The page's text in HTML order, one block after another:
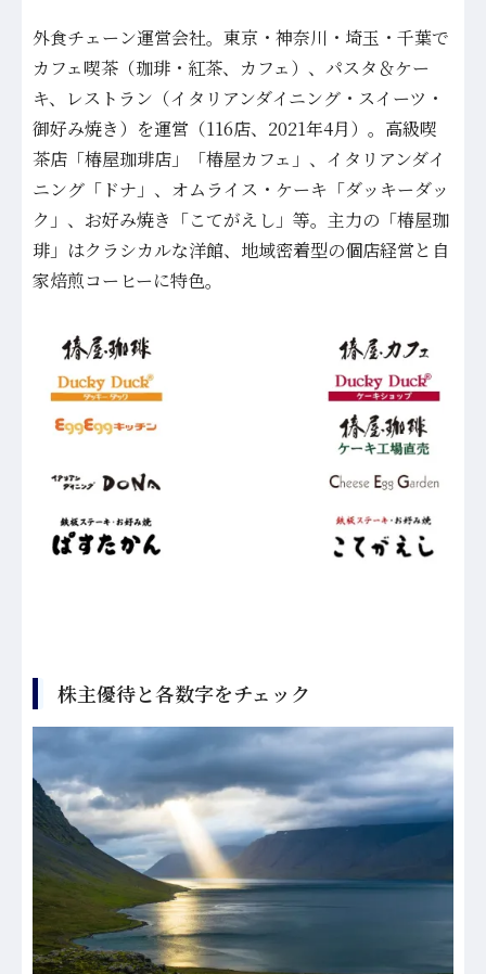
外食チェーン運営会社。東京・神奈川・埼玉・千葉で
カフェ喫茶（珈琲・紅茶、カフェ）、パスタ＆ケー
キ、レストラン（イタリアンダイニング・スイーツ・
御好み焼き）を運営（116店、2021年4月）。高級喫
茶店「椿屋珈琲店」「椿屋カフェ」、イタリアンダイ
ニング「ドナ」、オムライス・ケーキ「ダッキーダッ
ク」、お好み焼き「こてがえし」等。主力の「椿屋珈
琲」はクラシカルな洋館、地域密着型の個店経営と自
家焙煎コーヒーに特色。
株主優待と各数字をチェック